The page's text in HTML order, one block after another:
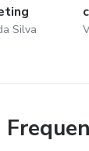
Silva